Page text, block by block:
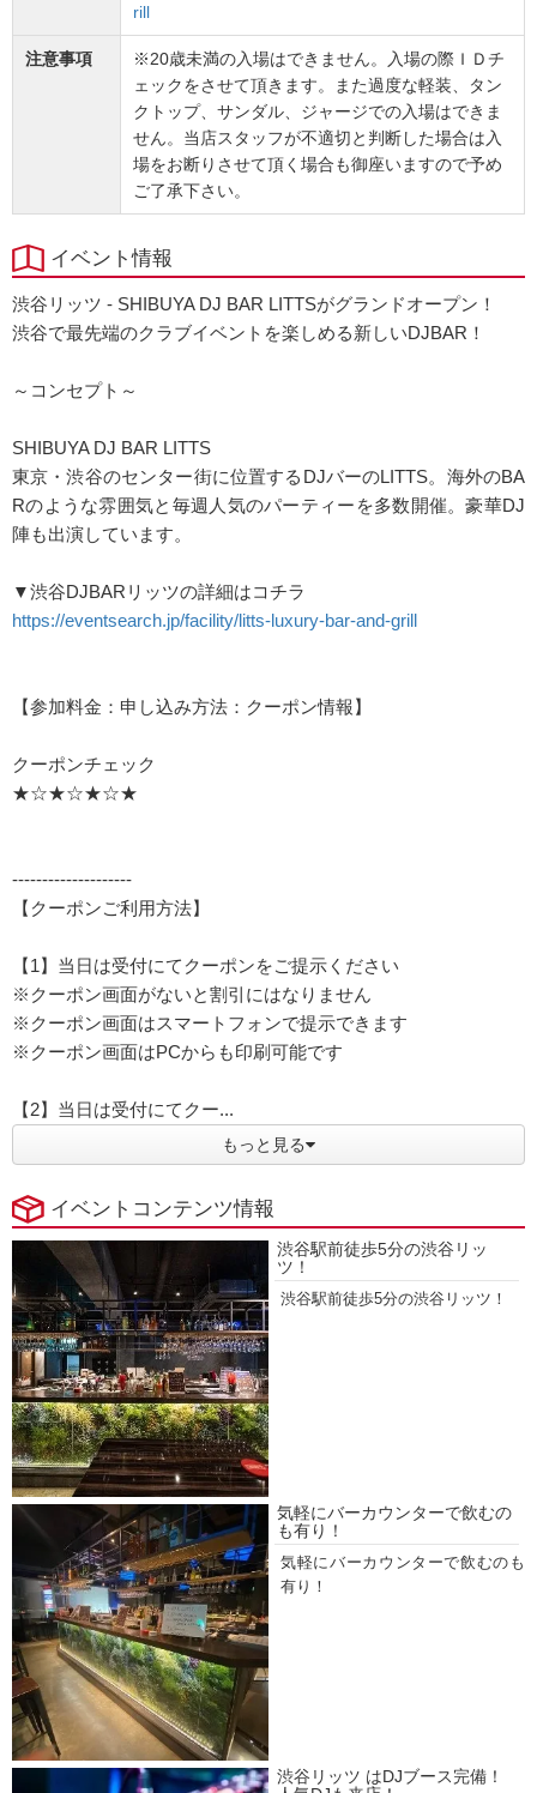
rill
注意事項
※20歳未満の入場はできません。入場の際ＩＤチ
ェックをさせて頂きます。また過度な軽装、タン
クトップ、サンダル、ジャージでの入場はできま
せん。当店スタッフが不適切と判断した場合は入
場をお断りさせて頂く場合も御座いますので予め
ご了承下さい。
イベント情報
渋谷リッツ - SHIBUYA DJ BAR LITTSがグランドオープン！
渋谷で最先端のクラブイベントを楽しめる新しいDJBAR！
～コンセプト～
SHIBUYA DJ BAR LITTS
東京・渋谷のセンター街に位置するDJバーのLITTS。海外のBA
Rのような雰囲気と毎週人気のパーティーを多数開催。豪華DJ
陣も出演しています。
▼渋谷DJBARリッツの詳細はコチラ
https://eventsearch.jp/facility/litts-luxury-bar-and-grill
【参加料金：申し込み方法：クーポン情報】
クーポンチェック
★☆★☆★☆★
--------------------
【クーポンご利用方法】
【1】当日は受付にてクーポンをご提示ください
※クーポン画面がないと割引にはなりません
※クーポン画面はスマートフォンで提示できます
※クーポン画面はPCからも印刷可能です
【2】当日は受付にてクー...
もっと見る
イベントコンテンツ情報
渋谷駅前徒歩5分の渋谷リッ
ツ！
渋谷駅前徒歩5分の渋谷リッツ！
気軽にバーカウンターで飲むの
も有り！
気軽にバーカウンターで飲むのも
有り！
渋谷リッツ はDJブース完備！